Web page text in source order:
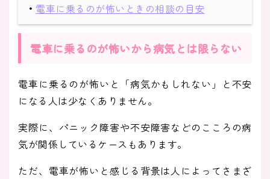
・ 電車に乗るのが怖いときの相談の目安
電車に乗るのが怖いから病気とは限らない
電車に乗るのが怖いと「病気かもしれない」と不安
になる人は少なくありません。
実際に、パニック障害や不安障害などのこころの病
気が関係しているケースもあります。
ただ、電車が怖いと感じる背景は人によってさまざ